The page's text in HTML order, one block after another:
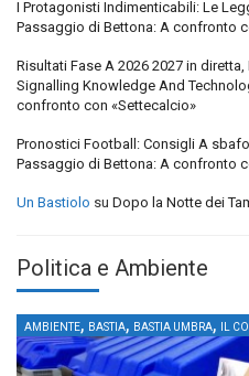
I Protagonisti Indimenticabili: Le
Passaggio di Bettona: A confronto
Risultati Fase A 2026 2027 in
Signalling Knowledge And
confronto con «Settecalcio»
Pronostici Football: Consigli A
Passaggio di Bettona: A confronto
Un Bastiolo su Dopo la Notte dei
Politica e Ambiente
AMBIENTE, BASTIA, BASTIA UMBRA, IL